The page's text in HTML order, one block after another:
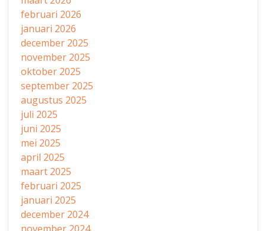
februari 2026
januari 2026
december 2025
november 2025
oktober 2025
september 2025
augustus 2025
juli 2025
juni 2025
mei 2025
april 2025
maart 2025
februari 2025
januari 2025
december 2024